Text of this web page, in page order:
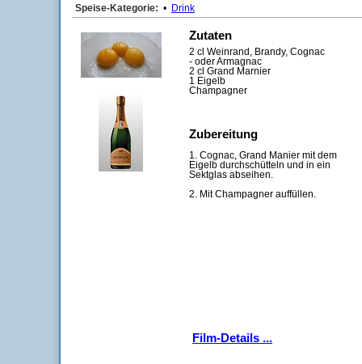
Speise-Kategorie: • Drink
Zutaten
2 cl Weinrand, Brandy, Cognac
- oder Armagnac
2 cl Grand Marnier
1 Eigelb
Champagner
Zubereitung
1. Cognac, Grand Manier mit dem
Eigelb durchschütteln und in ein
Sektglas abseihen.
2. Mit Champagner auffüllen.
Film-Details ...